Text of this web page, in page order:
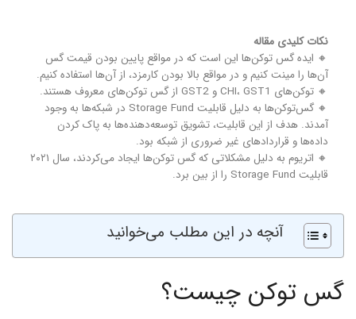
نکات کلیدی مقاله
🔸 ایده گس توکن‌ها این است که در مواقع پایین بودن قیمت گس
آن‌ها را مینت کنیم و در مواقع بالا بودن کارمزد، از‌ آن‌ها استفاده کنیم.
🔸 توکن‌های CHI، GST1 و GST2 از گس توکن‌های معروف هستند.
🔸 گس‌توکن‌ها به دلیل قابلیت Storage Fund در شبکه‌ها به وجود
آمدند. هدف از این قابلیت،‌ تشویق توسعه‌دهنده‌‌ها به پاک‌ کردن
داده‌ها و قراردادهای غیر ضروری از شبکه بود.
🔸 اتریوم به دلیل مشکلاتی که گس توکن‌ها ایجاد می‌کردند، سال ۲۰۲۱
قابلیت Storage Fund را از بین برد.
آنچه در این مطلب می‌خوانید
گس توکن چیست؟